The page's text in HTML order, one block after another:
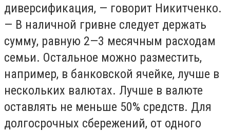
диверсификация, — говорит Никитченко.
— В наличной гривне следует держать
сумму, равную 2—3 месячным расходам
семьи. Остальное можно разместить,
например, в банковской ячейке, лучше в
нескольких валютах. Лучше в валюте
оставлять не меньше 50% средств. Для
долгосрочных сбережений, от одного